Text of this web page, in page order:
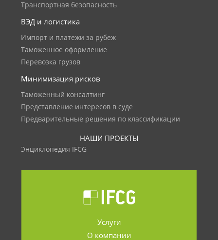
Транспортная безопасность
ВЭД и логистика
Импорт и платежи за рубеж
Таможенное оформление
Перевозка грузов
Минимизация рисков
Таможенный консалтинг
Представление интересов в суде
Предварительные решения по классификации
НАШИ ПРОЕКТЫ
Энциклопедия IFCG
Услуги
О компании